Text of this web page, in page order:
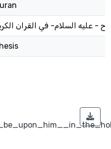
- عليه السلام- في القران